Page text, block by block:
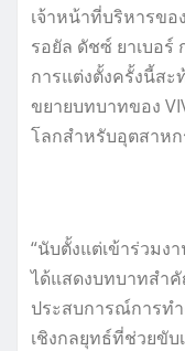
เจ้าหน้าที่บริหารของ
รอยัล ดัชซ์ ยาเบอร์
การแต่งตั้งครั้งนี้ส
ขยายบทบาทของ
โลกสำหรับอุตสาห
“นับตั้งแต่เข้าร่วมง
ได้แสดงบทบาทสำ
ประสบการณ์การท
เชิงกลยุทธ์ที่ช่วยขับ